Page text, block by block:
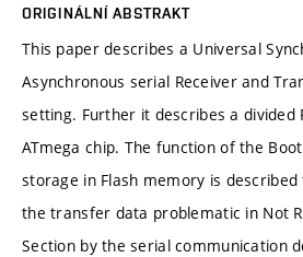
ORIGINÁLNÍ ABSTRAKT
This paper describes a Universal
Asynchronous serial Receiver and
setting. Further it describes a divided
ATmega chip. The function of the
storage in Flash memory is
the transfer data problematic in Not
Section by the serial communication